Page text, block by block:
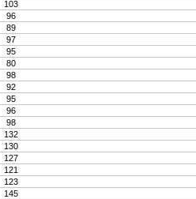
103
96
89
97
95
80
98
92
95
96
98
132
130
127
121
123
145